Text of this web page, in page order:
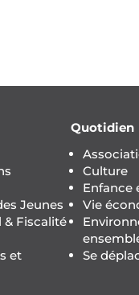
Jeunes
Fiscalité
et
Quotidien
Culture
Enfance
Vie
Se